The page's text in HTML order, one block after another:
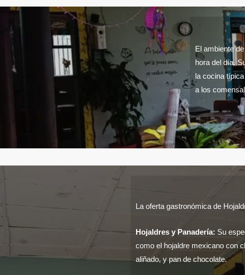
El ambiente
hora del día.
la cocina
a los
La oferta gastronómica de
Hojaldres y Panadería: Su
como el hojaldre mexicano con
aliñado, y pan de chocolate.